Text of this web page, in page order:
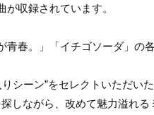
収録されています。
青春。」「イチゴソーダ」の
シーン”をセレクトいただい
しながら、改めて魅力溢れ